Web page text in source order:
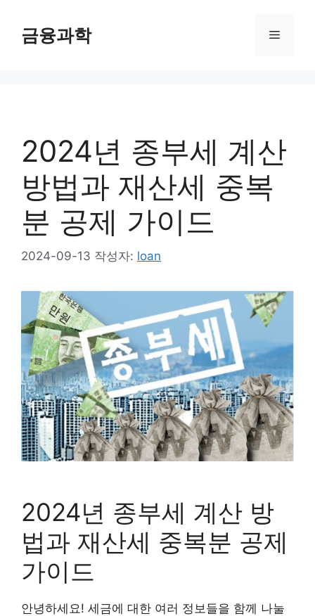
금융과학 메
2024년 종부세 계산
방법과 재산세 중복
분 공제 가이드
2024-09-13 작성자: loan
2024년 종부세 계산 방
법과 재산세 중복분 공제
가이드
안녕하세요! 세금에 대한 여러 정보들을 함께 나눌